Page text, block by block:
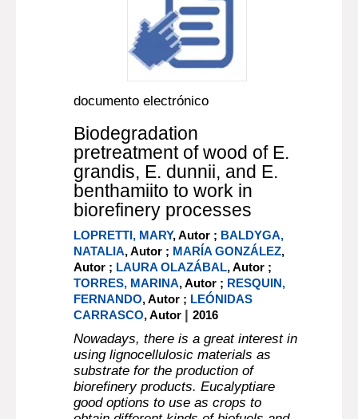
documento electrónico
Biodegradation
pretreatment of wood of E.
grandis, E. dunnii, and E.
benthamiito to work in
biorefinery processes
LOPRETTI, MARY, Autor ; BALDYGA,
NATALIA, Autor ; MARÍA GONZÁLEZ,
Autor ; LAURA OLAZÁBAL, Autor ;
TORRES, MARINA, Autor ; RESQUIN,
FERNANDO, Autor ; LEÓNIDAS
CARRASCO, Autor |2016
Nowadays, there is a great interest in
using lignocellulosic materials as
substrate for the production of
biorefinery products. Eucalyptiare
good options to use as crops to